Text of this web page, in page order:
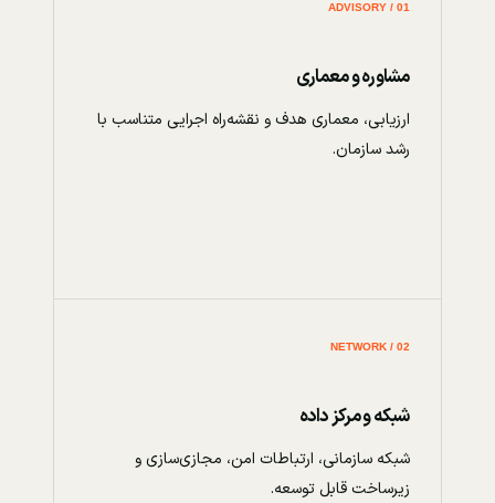
01 / ADVISORY
مشاوره و معماری
ارزیابی، معماری هدف و نقشه‌راه اجرایی متناسب با
رشد سازمان.
02 / NETWORK
شبکه و مرکز داده
شبکه سازمانی، ارتباطات امن، مجازی‌سازی و
زیرساخت قابل توسعه.